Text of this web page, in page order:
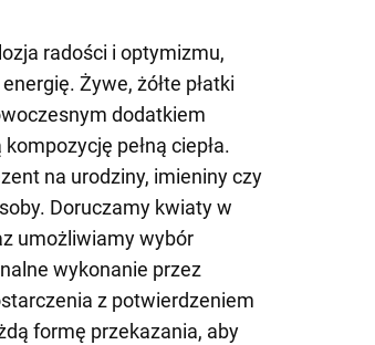
radości i optymizmu,
Żywe, żółte płatki
dodatkiem
pełną ciepła.
na urodziny, imieniny czy
Doru­czamy kwiaty w
umożliwiamy wybór
wykonanie przez
z potwierdzeniem
formę przekazania, aby